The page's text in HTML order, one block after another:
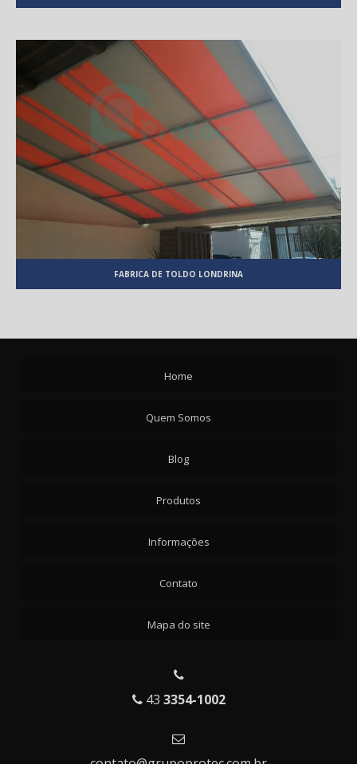
FABRICA DE TOLDO LONDRINA
Home
Quem Somos
Blog
Produtos
Informações
Contato
Mapa do site
43 3354-1002